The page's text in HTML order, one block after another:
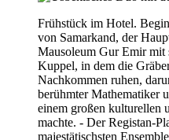
Frühstück im Hotel.
von Samarkand, der
Mausoleum Gur Emir mit
Kuppel, in dem die
Nachkommen ruhen,
berühmter Mathematiker
einem großen kulturellen
machte. - Der Registan-
majestätischsten